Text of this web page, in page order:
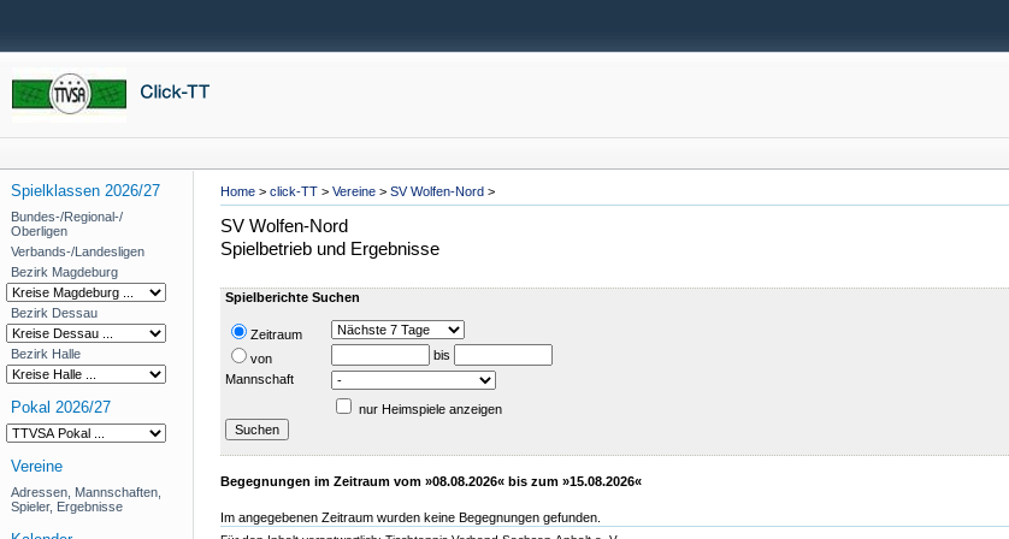
Home > click-TT > Vereine > SV Wolfen-Nord >
Spielklassen 2026/27
Bundes-/Regional-/
Oberligen
Verbands-/Landesligen
Bezirk Magdeburg
Bezirk Dessau
Bezirk Halle
Pokal 2026/27
Vereine
Adressen, Mannschaften,
Spieler, Ergebnisse
SV Wolfen-Nord
Spielbetrieb und Ergebnisse
Spielberichte Suchen
Zeitraum
von
bis
Mannschaft
nur Heimspiele anzeigen
Begegnungen im Zeitraum vom »08.08.2026« bis zum »15.08.2026«
Im angegebenen Zeitraum wurden keine Begegnungen gefunden.